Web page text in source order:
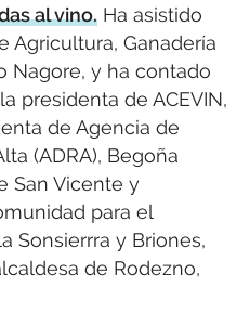
al vino. Ha asistido
Agricultura, Ganadería
Nagore, y ha contado
presidenta de ACEVIN,
de Agencia de
(ADRA), Begoña
San Vicente y
para el
Sonsierrra y Briones,
de Rodezno,